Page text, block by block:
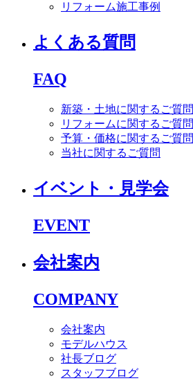
リフォーム施工事例
よくある質問
FAQ
新築・土地に関するご質問
リフォームに関するご質問
予算・価格に関するご質問
当社に関するご質問
イベント・見学会
EVENT
会社案内
COMPANY
会社案内
モデルハウス
社長ブログ
スタッフブログ